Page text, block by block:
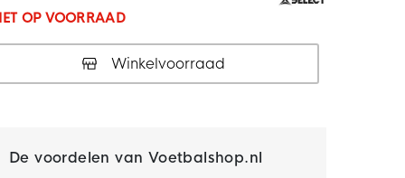
OP VOORRAAD
Winkelvoorraad
De voordelen van Voetbalshop.nl